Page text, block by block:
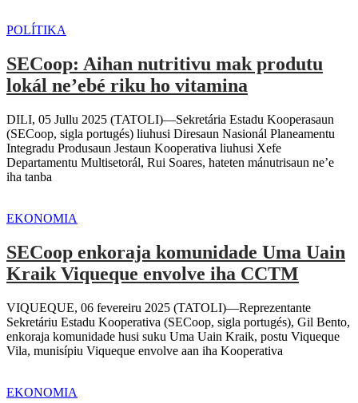
POLÍTIKA
SECoop: Aihan nutritivu mak produtu
lokál ne’ebé riku ho vitamina
DILI, 05 Jullu 2025 (TATOLI)—Sekretária Estadu Kooperasaun
(SECoop, sigla portugés) liuhusi Diresaun Nasionál Planeamentu
Integradu Produsaun Jestaun Kooperativa liuhusi Xefe
Departamentu Multisetorál, Rui Soares, hateten mánutrisaun ne’e
iha tanba
EKONOMIA
SECoop enkoraja komunidade Uma Uain
Kraik Viqueque envolve iha CCTM
VIQUEQUE, 06 fevereiru 2025 (TATOLI)—Reprezentante
Sekretáriu Estadu Kooperativa (SECoop, sigla portugés), Gil Bento,
enkoraja komunidade husi suku Uma Uain Kraik, postu Viqueque
Vila, munisípiu Viqueque envolve aan iha Kooperativa
EKONOMIA